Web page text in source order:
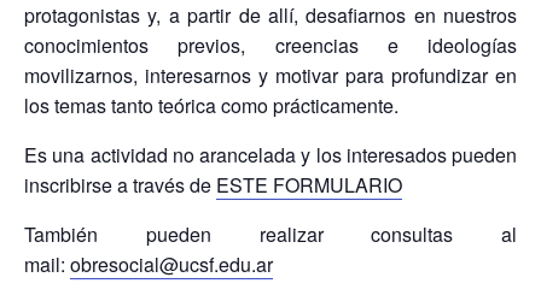
protagonistas y, a partir de allí, desafiarnos en nuestros
conocimientos previos, creencias e ideologías
movilizarnos, interesarnos y motivar para profundizar en
los temas tanto teórica como prácticamente.
Es una actividad no arancelada y los interesados pueden
inscribirse a través de ESTE FORMULARIO
También pueden realizar consultas al
mail: obresocial@ucsf.edu.ar